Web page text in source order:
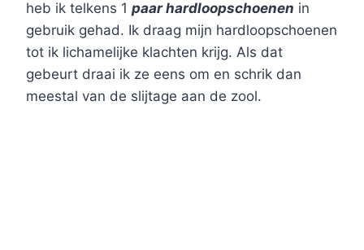
heb ik telkens 1 paar hardloopschoenen in
gebruik gehad. Ik draag mijn hardloopschoenen
tot ik lichamelijke klachten krijg. Als dat
gebeurt draai ik ze eens om en schrik dan
meestal van de slijtage aan de zool.